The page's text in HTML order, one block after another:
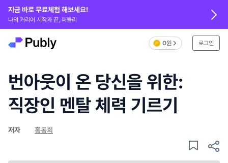
지금 바로 무료체험 해보세요!
나의 커리어 시작과 끝, 퍼블리
0원 로그인
번아웃이 온 당신을 위한:
직장인 멘탈 체력 기르기
저자 홍동희